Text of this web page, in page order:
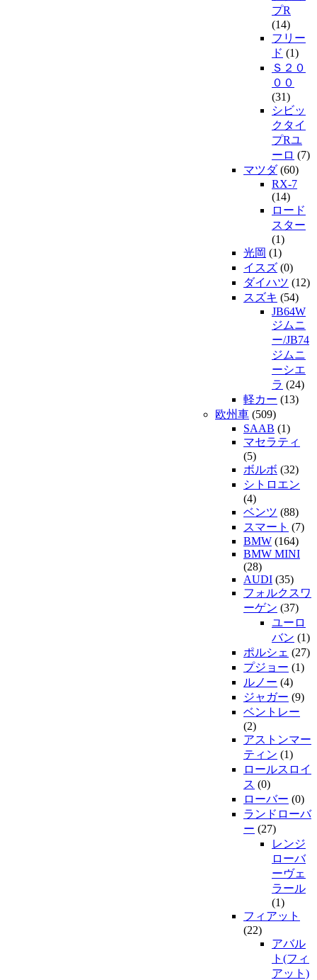
プR
(14)
フリー
ド (1)
Ｓ２０
００
(31)
シビッ
クタイ
プRユ
ーロ (7)
マツダ(60)
RX-7
(14)
ロード
スター
(1)
光岡 (1)
イスズ (0)
ダイハツ (12)
スズキ (54)
JB64W
ジムニ
ー/JB74
ジムニ
ーシエ
ラ (24)
軽カー (13)
欧州車 (509)
SAAB (1)
マセラティ
(5)
ボルボ (32)
シトロエン
(4)
ベンツ (88)
スマート (7)
BMW (164)
BMW MINI
(28)
AUDI (35)
フォルクスワ
ーゲン (37)
ユーロ
バン (1)
ポルシェ (27)
プジョー (1)
ルノー (4)
ジャガー (9)
ベントレー
(2)
アストンマー
ティン (1)
ロールスロイ
ス (0)
ローバー (0)
ランドローバ
ー (27)
レンジ
ローバ
ーヴェ
ラール
(1)
フィアット
(22)
アバル
ト(フィ
アット)